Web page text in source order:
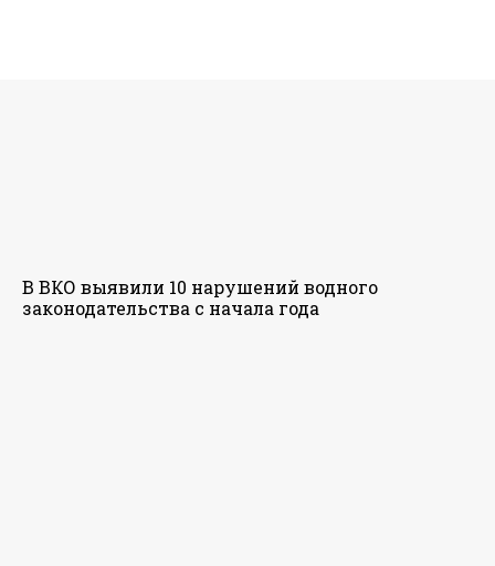
В ВКО выявили 10 нарушений водного
законодательства с начала года